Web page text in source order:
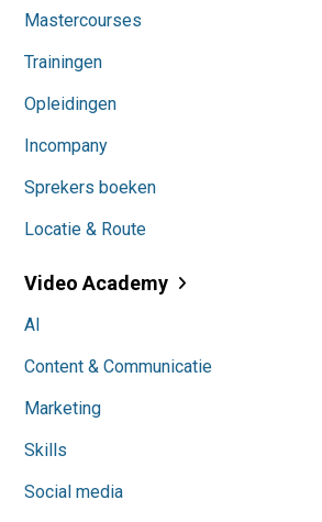
Mastercourses
Trainingen
Opleidingen
Incompany
Sprekers boeken
Locatie & Route
Video Academy
AI
Content & Communicatie
Marketing
Skills
Social media